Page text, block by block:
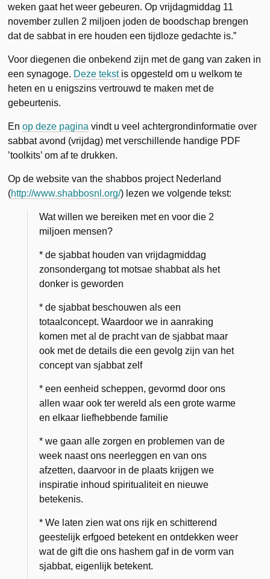
weken gaat het weer gebeuren. Op vrijdagmiddag 11
november zullen 2 miljoen joden de boodschap brengen
dat de sabbat in ere houden een tijdloze gedachte is.”
Voor diegenen die onbekend zijn met de gang van zaken in
een synagoge. Deze tekst is opgesteld om u welkom te
heten en u enigszins vertrouwd te maken met de
gebeurtenis.
Enop deze pagina vindt u veel achtergrondinformatie over
sabbat avond (vrijdag) met verschillende handige PDF
’toolkits’ om af te drukken.
Op de website van the shabbos project Nederland
(http://www.shabbosnl.org/) lezen we volgende tekst:
Wat willen we bereiken met en voor die 2
miljoen mensen?
* de sjabbat houden van vrijdagmiddag
zonsondergang tot motsae shabbat als het
donker is geworden
* de sjabbat beschouwen als een
totaalconcept. Waardoor we in aanraking
komen met al de pracht van de sjabbat maar
ook met de details die een gevolg zijn van het
concept van sjabbat zelf
* een eenheid scheppen, gevormd door ons
allen waar ook ter wereld als een grote warme
en elkaar liefhebbende familie
* we gaan alle zorgen en problemen van de
week naast ons neerleggen en van ons
afzetten, daarvoor in de plaats krijgen we
inspiratie inhoud spiritualiteit en nieuwe
betekenis.
* We laten zien wat ons rijk en schitterend
geestelijk erfgoed betekent en ontdekken weer
wat de gift die ons hashem gaf in de vorm van
sjabbat, eigenlijk betekent.